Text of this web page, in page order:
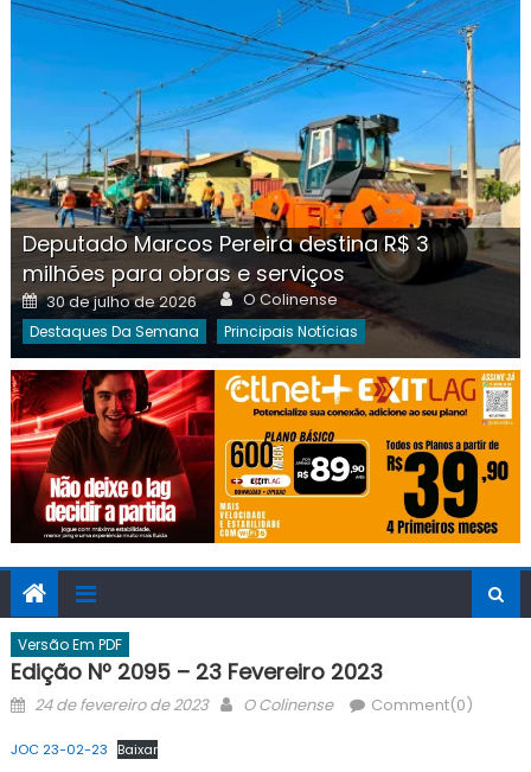
Deputado Marcos Pereira destina R$ 3
milhões para obras e serviços
Posted
on
30 de julho de 2026 Author
O Colinense
Destaques Da Semana Principais Notícias
Versão Em PDF
Edição Nº 2095 – 23 Fevereiro 2023
Posted
24 de fevereiro de 2023 Author
O Colinense Comment(0)
JOC 23-02-23 Baixar